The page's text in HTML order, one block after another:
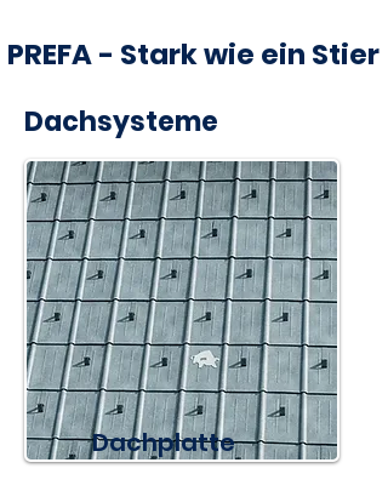
Dachsysteme
Dachplatte
PREFA - Stark wie ein Stier